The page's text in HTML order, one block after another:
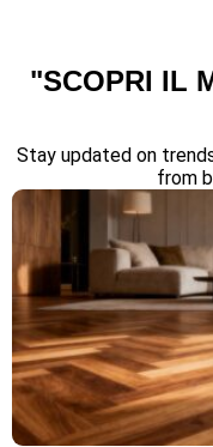
"SCOPRI IL
Stay updated on
from